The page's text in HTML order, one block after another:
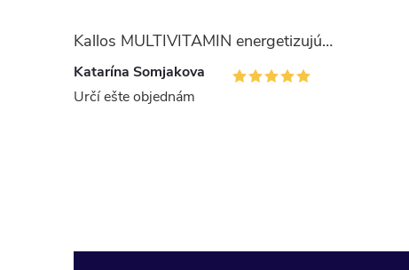
Kallos MULTIVITAMIN energetizujúci šampón na vlasy 1 l
Katarína Somjakova
Určí ešte objednám